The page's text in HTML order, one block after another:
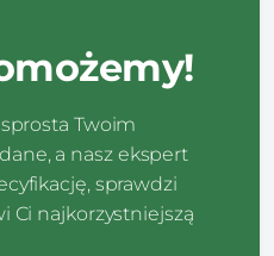
Twoim
a nasz ekspert
sprawdzi
Ci najkorzystniejszą